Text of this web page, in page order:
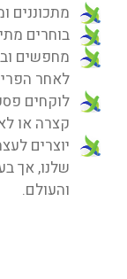
מתכוננים
בוחרים
מחפשים
לאחר
לוקחים
קצרה או
יוצרים
שלנו, אך
והעולם.